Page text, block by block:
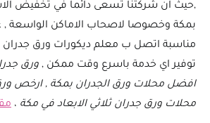
,حيث ان شركتنا تسعى دائما في تخفيض
بمكة وخصوصا لاصحاب الاماكن الواسعة ,
مناسبة اتصل ب معلم ديكورات ورق جدران
توفير اي خدمة باسرع وقت ممكن , ورق
افضل محلات ورق الجدران بمكة , ارخص
محلات ورق جدران ثلاثي الابعاد في مكة ،